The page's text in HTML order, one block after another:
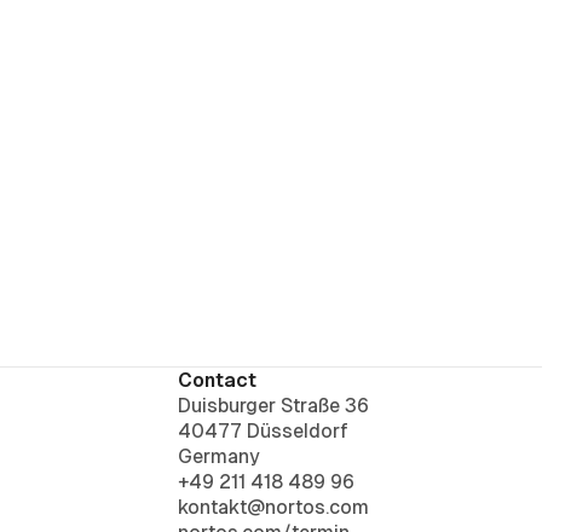
Contact
Duisburger Straße 36
40477 Düsseldorf
Germany
+49 211 418 489 96
kontakt@nortos.com